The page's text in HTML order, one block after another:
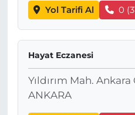
Yol Tarifi Al 0
Hayat Eczanesi
Yıldırım Mah.
ANKARA